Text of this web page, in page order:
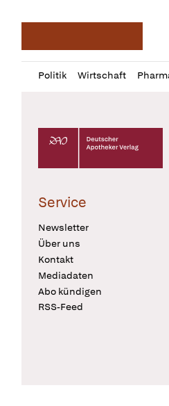
Politik Wirtschaft
Profil
öffnen
Daz
Pur
Deutscher Apotheker
Service
Newsletter
Über uns
Kontakt
Mediadaten
Abo kündigen
RSS-Feed